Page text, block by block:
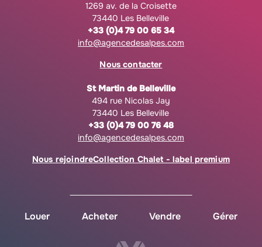
1269 av. de la Croisette
73440 Les Belleville
+33 (0)4 79 00 65 34
info@agencedesalpes.com
Nous contacter
St Martin de Belleville
494 rue Nicolas Jay
73440 Les Belleville
+33 (0)4 79 00 76 48
info@agencedesalpes.com
Nous rejoindreCollection Chalet - label premium
Louer Acheter Vendre Gérer